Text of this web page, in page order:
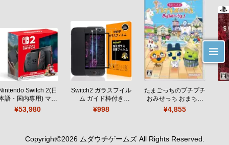
Switch 2(日
語・国内専用) マリ
カート ワールド セ
ット
¥53,980
Switch2 ガラスフイル
ム ガイド枠付き
【Seninhi 】【2枚セ
¥998
たまごっちのプチプチ
おみせっち おまちど
～さま！
¥4,855
Copyright©2026 ムダウチゲームズAll Rights Reserved.